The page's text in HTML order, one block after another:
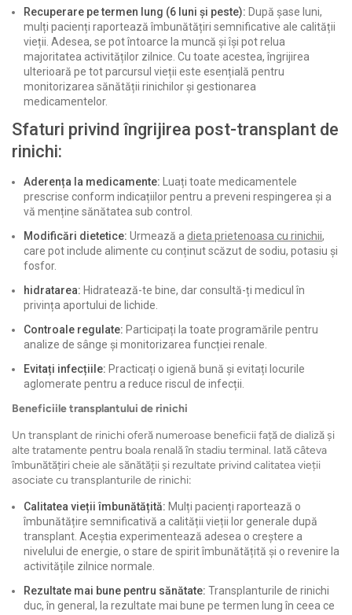
Recuperare pe termen lung (6 luni și peste): După șase luni,
mulți pacienți raportează îmbunătățiri semnificative ale calității
vieții. Adesea, se pot întoarce la muncă și își pot relua
majoritatea activităților zilnice. Cu toate acestea, îngrijirea
ulterioară pe tot parcursul vieții este esențială pentru
monitorizarea sănătății rinichilor și gestionarea
medicamentelor.
Sfaturi privind îngrijirea post-transplant de
rinichi:
Aderența la medicamente: Luați toate medicamentele
prescrise conform indicațiilor pentru a preveni respingerea și a
vă menține sănătatea sub control.
Modificări dietetice: Urmează a dieta prietenoasa cu rinichii,
care pot include alimente cu conținut scăzut de sodiu, potasiu și
fosfor.
hidratarea: Hidratează-te bine, dar consultă-ți medicul în
privința aportului de lichide.
Controale regulate: Participați la toate programările pentru
analize de sânge și monitorizarea funcției renale.
Evitați infecțiile: Practicați o igienă bună și evitați locurile
aglomerate pentru a reduce riscul de infecții.
Beneficiile transplantului de rinichi
Un transplant de rinichi oferă numeroase beneficii față de dializă și
alte tratamente pentru boala renală în stadiu terminal. Iată câteva
îmbunătățiri cheie ale sănătății și rezultate privind calitatea vieții
asociate cu transplanturile de rinichi:
Calitatea vieții îmbunătățită: Mulți pacienți raportează o
îmbunătățire semnificativă a calității vieții lor generale după
transplant. Aceștia experimentează adesea o creștere a
nivelului de energie, o stare de spirit îmbunătățită și o revenire la
activitățile zilnice normale.
Rezultate mai bune pentru sănătate: Transplanturile de rinichi
duc, în general, la rezultate mai bune pe termen lung în ceea ce